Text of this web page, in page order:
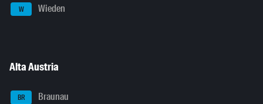
W Wieden
Alta Austria
BR Braunau